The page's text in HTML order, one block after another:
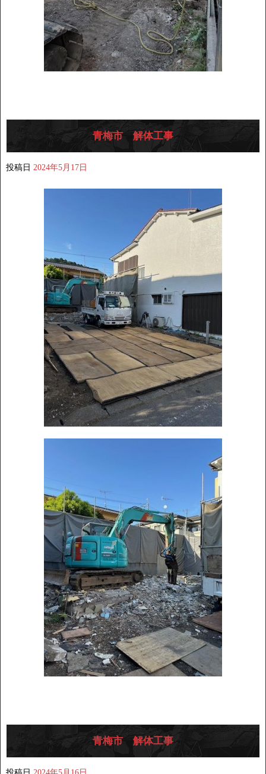
青梅市 解体工事
投稿日 2024年5月17日
青梅市 解体工事